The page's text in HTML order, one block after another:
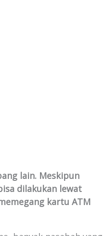
lain. Meskipun
dilakukan lewat
kartu ATM